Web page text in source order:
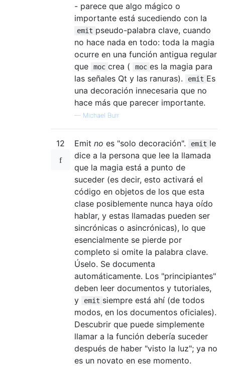
- parece que algo mágico o
importante está sucediendo con la
emit pseudo-palabra clave, cuando
no hace nada en todo: toda la magia
ocurre en una función antigua regular
que
moc crea ( moc es la magia para
las señales Qt y las ranuras).
emit Es
una decoración innecesaria que no
hace más que parecer importante.
— Michael Burr
12 Emit no es "solo decoración". emit le
dice a la persona que lee la llamada
que la magia está a punto de
suceder (es decir, esto activará el
código en objetos de los que esta
clase posiblemente nunca haya oído
hablar, y estas llamadas pueden ser
sincrónicas o asincrónicas), lo que
esencialmente se pierde por
completo si omite la palabra clave.
Úselo. Se documenta
automáticamente. Los "principiantes"
deben leer documentos y tutoriales,
y
emit siempre está ahí (de todos
modos, en los documentos oficiales).
Descubrir que puede simplemente
llamar a la función debería suceder
después de haber "visto la luz"; ya no
es un novato en ese momento.